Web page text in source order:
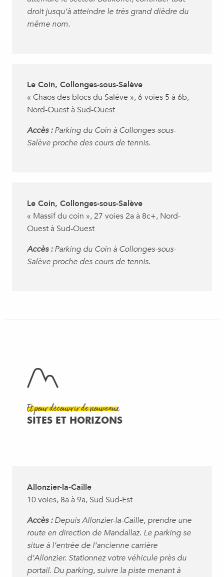
droit jusqu’à atteindre le très grand dièdre du
même nom.
Le Coin, Collonges-sous-Salève
« Chaos des blocs du Salève », 6 voies 5 à 6b,
Nord-Ouest à Sud-Ouest
Accès :Parking du Coin à Collonges-sous-
Salève proche des cours de tennis.
Le Coin, Collonges-sous-Salève
« Massif du coin », 27 voies 2a à 8c+, Nord-
Ouest à Sud-Ouest
Accès :Parking du Coin à Collonges-sous-
Salève proche des cours de tennis.
Et pour découvrir de nouveaux
SITES ET HORIZONS
Allonzier-la-Caille
10 voies, 8a à 9a, Sud Sud-Est
Accès :Depuis Allonzier-la-Caille, prendre une
route en direction de Mandallaz. Le parking se
situe à l’entrée de l’ancienne carrière
d’Allonzier. Stationnez votre véhicule près du
portail. Du parking, suivre la piste menant à